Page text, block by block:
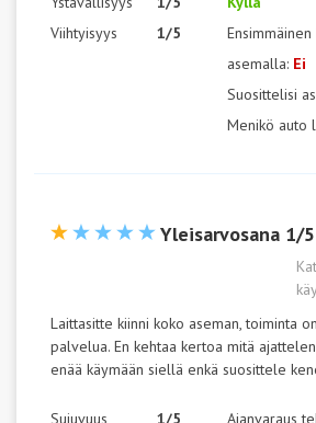
Viihtyisyys
1/5
asemalla: Ei
Suosittelisi
Menikö auto
Yleisarvosana 1/5
Laittasitte kiinni koko aseman, toiminta
palvelua. En kehtaa kertoa mitä
enää käymään siellä enkä suosittele
Sujuvuus
1/5
Ajanvaraus